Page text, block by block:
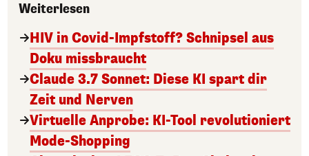
Weiterlesen
HIV in Covid-Impfstoff? Schnipsel aus
Doku missbraucht
Claude 3.7 Sonnet: Diese KI spart dir
Zeit und Nerven
Virtuelle Anprobe: KI-Tool revolutioniert
Mode-Shopping